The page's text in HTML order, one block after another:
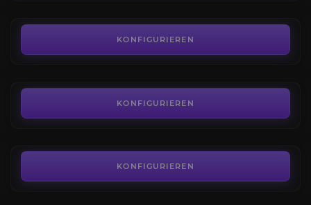
KONFIGURIEREN
KONFIGURIEREN
KONFIGURIEREN
Belial, Herr der Lügen